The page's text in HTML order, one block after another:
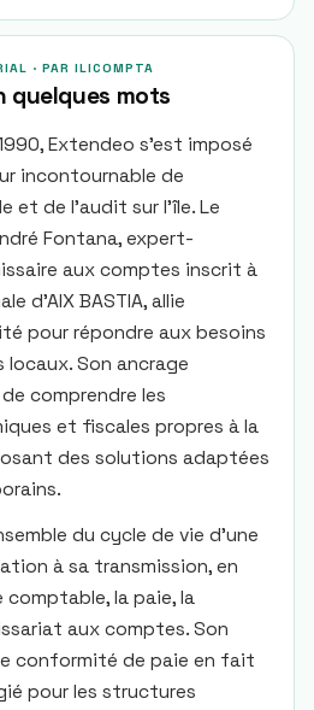
· PAR ILICOMPTA
quelques mots
Extendeo s’est imposé
incontournable de
et de l’audit sur l’île. Le
Fontana, expert-
aux comptes inscrit à
d’AIX BASTIA, allie
pour répondre aux besoins
Son ancrage
comprendre les
et fiscales propres à la
des solutions adaptées
du cycle de vie d’une
à sa transmission, en
la paie, la
aux comptes. Son
conformité de paie en fait
pour les structures